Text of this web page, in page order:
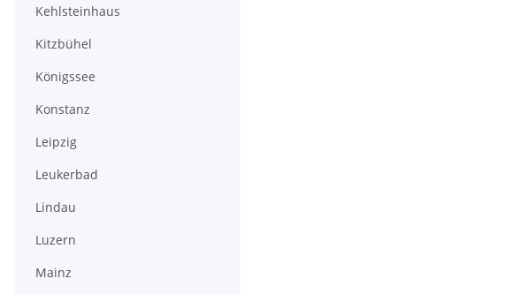
Kehlsteinhaus
Kitzbühel
Königssee
Konstanz
Leipzig
Leukerbad
Lindau
Luzern
Mainz